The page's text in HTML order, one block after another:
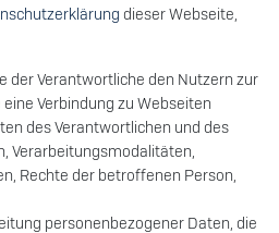
dieser Webseite,
der Verantwortliche den Nutzern zur
Verbindung zu Webseiten
des Verantwortlichen und des
Verarbeitungsmodalitäten,
Rechte der betroffenen Person,
personenbezogener Daten, die